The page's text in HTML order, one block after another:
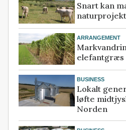
Snart kan
ARRANGEMENT
elefantgræs
BUSINESS
Lokalt
løfte
Norden